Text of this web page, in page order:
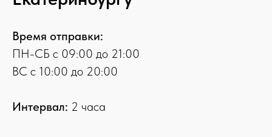
Время отправки:
ПН-СБ с 09:00 до 21:00
ВС с 10:00 до 20:00
Интервал: 2 часа